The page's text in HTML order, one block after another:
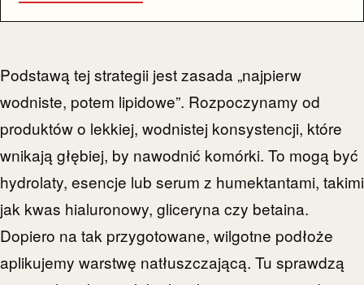
Podstawą tej strategii jest zasada „najpierw
wodniste, potem lipidowe”. Rozpoczynamy od
produktów o lekkiej, wodnistej konsystencji, które
wnikają głębiej, by nawodnić komórki. To mogą być
hydrolaty, esencje lub serum z humektantami, takimi
jak kwas hialuronowy, gliceryna czy betaina.
Dopiero na tak przygotowane, wilgotne podłoże
aplikujemy warstwę natłuszczającą. Tu sprawdzą